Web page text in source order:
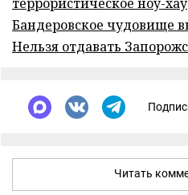
Бандеровское чудовище
Нельзя отдавать
Читать